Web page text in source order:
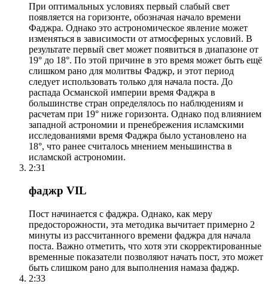
При оптимальных условиях первый слабый свет
появляется на горизонте, обозначая начало времени
Фаджра. Однако это астрономическое явление может
изменяться в зависимости от атмосферных условий. В
результате первый свет может появиться в диапазоне от
19° до 18°. По этой причине в это время может быть ещё
слишком рано для молитвы Фаджр, и этот период
следует использовать только для начала поста. До
распада Османской империи время Фаджра в
большинстве стран определялось по наблюдениям и
расчетам при 19° ниже горизонта. Однако под влиянием
западной астрономии и пренебрежения исламскими
исследованиями время Фаджра было установлено на
18°, что ранее считалось мнением меньшинства в
исламской астрономии.
2:31
фаджр VIL
Пост начинается с фаджра. Однако, как меру
предосторожности, эта методика вычитает примерно 2
минуты из рассчитанного времени фаджра для начала
поста. Важно отметить, что хотя эти скорректированные
временные показатели позволяют начать пост, это может
быть слишком рано для выполнения намаза фаджр.
2:33